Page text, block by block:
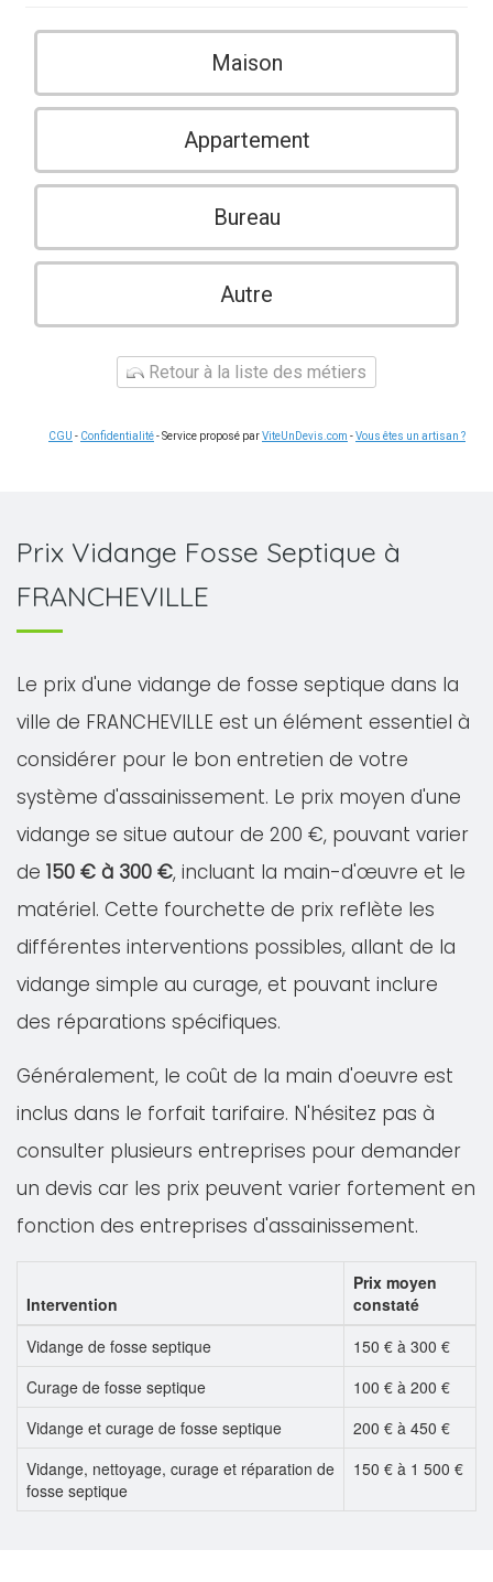
Maison
Appartement
Bureau
Autre
Retour à la liste des métiers
CGU - Confidentialité- Service proposé parViteUnDevis.com -Vous êtes un artisan ?
Prix Vidange Fosse Septique à
FRANCHEVILLE
Le prix d'une vidange de fosse septique dans la
ville de FRANCHEVILLE est un élément essentiel à
considérer pour le bon entretien de votre
système d'assainissement. Le prix moyen d'une
vidange se situe autour de 200 €, pouvant varier
de 150 € à 300 €, incluant la main-d'œuvre et le
matériel. Cette fourchette de prix reflète les
différentes interventions possibles, allant de la
vidange simple au curage, et pouvant inclure
des réparations spécifiques.
Généralement, le coût de la main d'oeuvre est
inclus dans le forfait tarifaire. N'hésitez pas à
consulter plusieurs entreprises pour demander
un devis car les prix peuvent varier fortement en
fonction des entreprises d'assainissement.
Intervention
Prix moyen
constaté
Vidange de fosse septique
150 € à 300 €
Curage de fosse septique
100 € à 200 €
Vidange et curage de fosse septique
200 € à 450 €
Vidange, nettoyage, curage et réparation de
fosse septique
150 € à 1 500 €